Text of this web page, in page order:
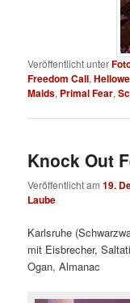
Veröffentlicht unter
Freedom Call,
Maids, Primal Fear,
Knock Out
Veröffentlicht am19.
Laube
Karlsruhe
mit Eisbrecher,
Ogan, Almanac